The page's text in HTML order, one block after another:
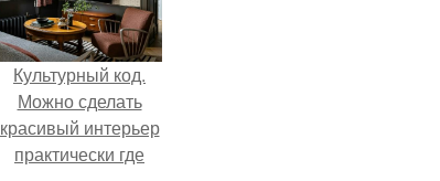
Культурный код.
Можно сделать
красивый интерьер
практически где